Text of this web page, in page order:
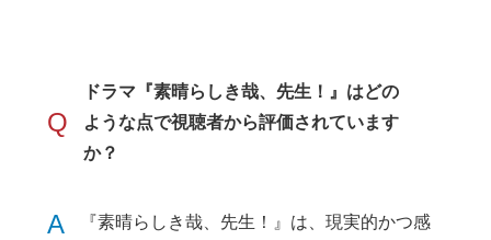
Q
ドラマ『素晴らしき哉、先生！』はどの
ような点で視聴者から評価されています
か？
A
『素晴らしき哉、先生！』は、現実的かつ感